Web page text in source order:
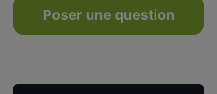
Poser une question